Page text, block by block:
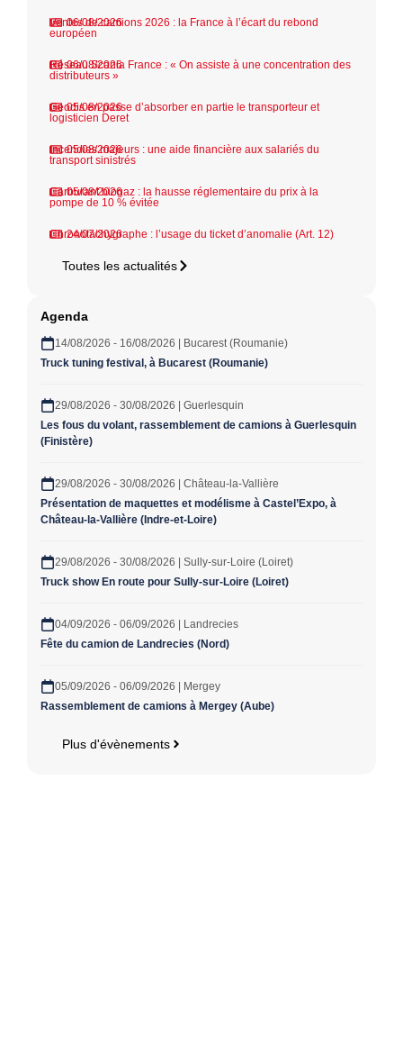
06/08/2026
Ventes de camions 2026 : la France à l’écart du rebond
européen
06/08/2026
Réseau Scania France : « On assiste à une concentration des
distributeurs »
05/08/2026
Geodis en passe d’absorber en partie le transporteur et
logisticien Deret
05/08/2026
Incendies majeurs : une aide financière aux salariés du
transport sinistrés
05/08/2026
Carburant biogaz : la hausse réglementaire du prix à la
pompe de 10 % évitée
24/07/2026
Chronotachygraphe : l’usage du ticket d’anomalie (Art. 12)
Toutes les actualités
Agenda
14/08/2026 - 16/08/2026 | Bucarest (Roumanie)
Truck tuning festival, à Bucarest (Roumanie)
29/08/2026 - 30/08/2026 | Guerlesquin
Les fous du volant, rassemblement de camions à Guerlesquin
(Finistère)
29/08/2026 - 30/08/2026 | Château-la-Vallière
Présentation de maquettes et modélisme à Castel’Expo, à
Château-la-Vallière (Indre-et-Loire)
29/08/2026 - 30/08/2026 | Sully-sur-Loire (Loiret)
Truck show En route pour Sully-sur-Loire (Loiret)
04/09/2026 - 06/09/2026 | Landrecies
Fête du camion de Landrecies (Nord)
05/09/2026 - 06/09/2026 | Mergey
Rassemblement de camions à Mergey (Aube)
Plus d'évènements